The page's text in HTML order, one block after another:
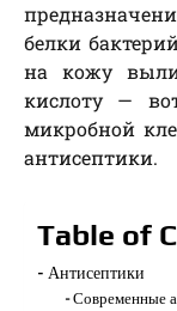
белки
на кожу
кислоту —
микробной
антисептики.
Table of
Антисептики
Современные